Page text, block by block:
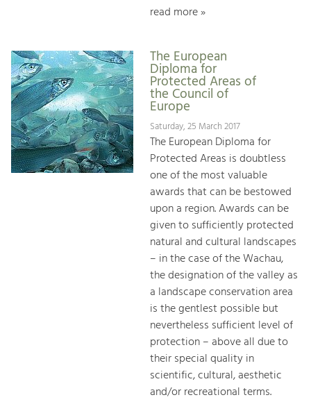
read more »
The European
Diploma for
Protected Areas of
the Council of
Europe
Saturday, 25 March 2017
The European Diploma for
Protected Areas is doubtless
one of the most valuable
awards that can be bestowed
upon a region. Awards can be
given to sufficiently protected
natural and cultural landscapes
– in the case of the Wachau,
the designation of the valley as
a landscape conservation area
is the gentlest possible but
nevertheless sufficient level of
protection – above all due to
their special quality in
scientific, cultural, aesthetic
and/or recreational terms.